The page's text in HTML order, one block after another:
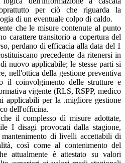
per ciò che riguarda la
di un eventuale colpo di caldo.
che le misure contenute al punto
carattere transitorio a copertura del
perdano di efficacia alla data del 1
precedente da ritenersi in
nuovo applicabile; le stesse parti si
nell'ottica della gestione preventiva
il coinvolgimento delle strutture e
vigente (RLS, RSPP, medico
applicabili per la .migliore gestione
dell'officina.
il complesso dì misure adottate,
I disagi provocati dalla stagione,
di livelli accettabili di
così come al contenimento del
attualmente è attestato su valori